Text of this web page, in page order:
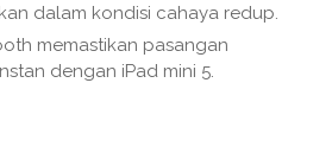
dalam kondisi cahaya redup.
memastikan pasangan
dengan iPad mini 5.